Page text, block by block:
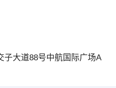
子大道88号中航国际广场A